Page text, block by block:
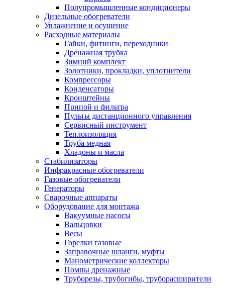
Полупромышленные кондиционеры
Дизельные обогреватели
Увлажнение и осушение
Расходные материалы
Гайки, фитинги, переходники
Дренажная трубка
Зимний комплект
Золотники, прокладки, уплотнители
Компрессоры
Конденсаторы
Кронштейны
Припой и фильтра
Пульты дистанционного управления
Сервисный инструмент
Теплоизоляция
Труба медная
Хладоны и масла
Стабилизаторы
Инфракрасные обогреватели
Газовые обогреватели
Генераторы
Сварочные аппараты
Оборудование для монтажа
Вакуумные насосы
Вальцовки
Весы
Горелки газовые
Заправочные шланги, муфты
Манометрические коллекторы
Помпы дренажные
Труборезы, трубогибы, труборасширители